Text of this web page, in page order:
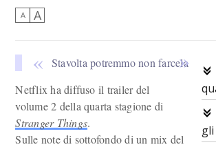
A A
Stavolta potremmo non farcela
Netflix ha diffuso il trailer del
volume 2 della quarta stagione di
Stranger Things.
Sulle note di sottofondo di un mix del